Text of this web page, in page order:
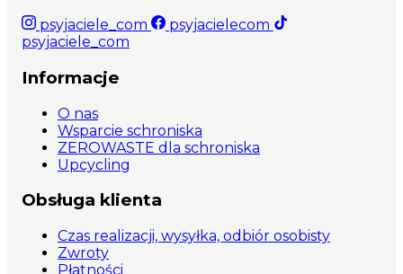
psyjaciele_com
psyjacielecom
psyjaciele_com
Informacje
O nas
Wsparcie schroniska
ZEROWASTE dla schroniska
Upcycling
Obsługa klienta
Czas realizacji, wysyłka, odbiór osobisty
Zwroty
Płatności